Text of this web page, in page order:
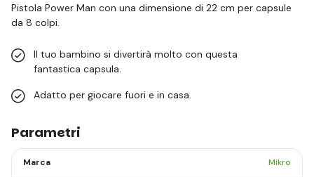
Pistola Power Man con una dimensione di 22 cm per capsule
da 8 colpi.
Il tuo bambino si divertirà molto con questa
fantastica capsula.
Adatto per giocare fuori e in casa.
Parametri
Marca Mikro